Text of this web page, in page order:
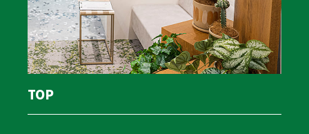
TOP
サービス
車両リースバック「PMG車両リース」
物流事業サポート
物流財務サポート
成功事例
サポート